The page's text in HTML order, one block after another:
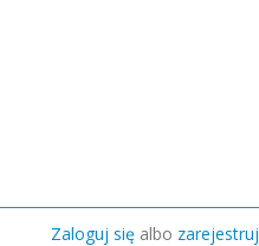
Zaloguj się albo zarejestruj